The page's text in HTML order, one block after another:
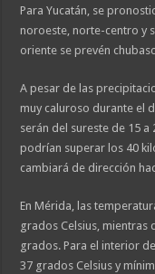
Para Yucatán, se
noroeste, norte-centro y
oriente se prevén
A pesar de las
muy caluroso durante el
serán del sureste de 15
podrían superar los 40
cambiará de dirección
En Mérida, las
grados Celsius, mientras
grados. Para el interior
37 grados Celsius y